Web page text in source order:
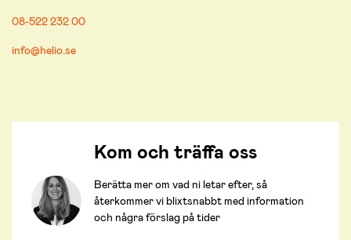
Kom och träffa oss
Berätta mer om vad ni letar efter, så
återkommer vi blixtsnabbt med information
och några förslag på tider
08-522 232 00
info@helio.se